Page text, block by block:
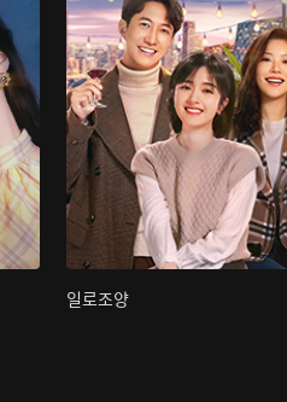
일로조양